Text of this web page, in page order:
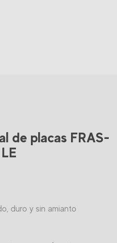
de placas FRAS-
LE
duro y sin amianto